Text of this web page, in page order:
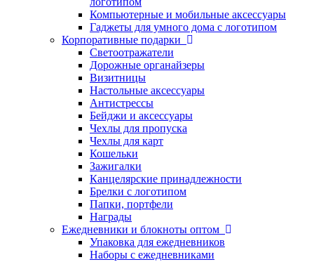
Компьютерные и мобильные аксессуары
Гаджеты для умного дома с логотипом
Корпоративные подарки
Светоотражатели
Дорожные органайзеры
Визитницы
Настольные аксессуары
Антистрессы
Бейджи и аксессуары
Чехлы для пропуска
Чехлы для карт
Кошельки
Зажигалки
Канцелярские принадлежности
Брелки с логотипом
Папки, портфели
Награды
Ежедневники и блокноты оптом
Упаковка для ежедневников
Наборы с ежедневниками